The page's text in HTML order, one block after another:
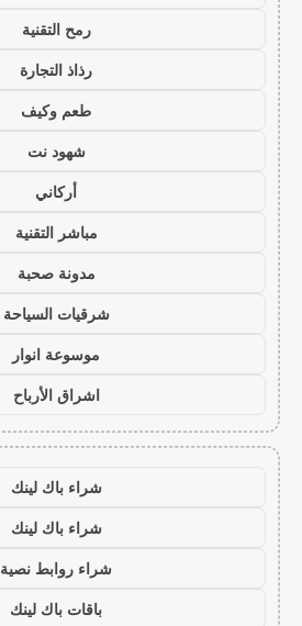
رمح التقنية
رذاذ التجارة
طعم وكيف
شهود نت
أركاني
مباشر التقنية
مدونة صحبة
شرقيات السياحة
موسوعة انوار
اشراق الأرباح
شراء باك لينك
شراء باك لينك
شراء روابط نصية
باقات باك لينك